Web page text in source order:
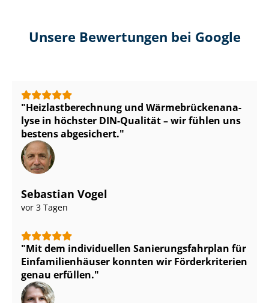
Unsere Bewertungen bei Google
Heiz­last­be­rech­nung und Wär­me­brü­cken­ana­
ly­se in höchster DIN-Qualität – wir fühlen uns
bestens abgesichert.
Sebastian Vogel
vor 3 Tagen
Mit dem individuellen Sa­nie­rungs­fahr­plan für
Ein­fa­mi­li­en­häu­ser konnten wir Förderkriterien
genau erfüllen.